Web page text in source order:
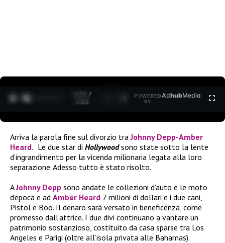
0:30 /
3:35
POWERED
BY
AdhubMedia
Arriva la parola fine sul divorzio traJohnny Depp-Amber
Heard. Le due star di Hollywoodsono state sotto la lente
d’ingrandimento per la vicenda milionaria legata alla loro
separazione. Adesso tutto è stato risolto.
AJohnny Depp sono andate le collezioni d’auto e le moto
d’epoca e ad Amber Heard 7 milioni di dollari e i due cani,
Pistol e Boo. Il denaro sarà versato in beneficenza, come
promesso dall’attrice. I due divi continuano a vantare un
patrimonio sostanzioso, costituito da casa sparse tra Los
Angeles e Parigi (oltre all’isola privata alle Bahamas).